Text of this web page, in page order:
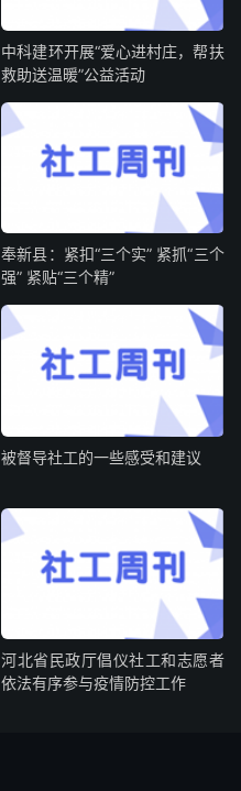
中科建环开展“爱心进村庄，帮扶
救助送温暖”公益活动
奉新县：紧扣“三个实” 紧抓“三个
强” 紧贴“三个精”
被督导社工的一些感受和建议
河北省民政厅倡仪社工和志愿者
依法有序参与疫情防控工作